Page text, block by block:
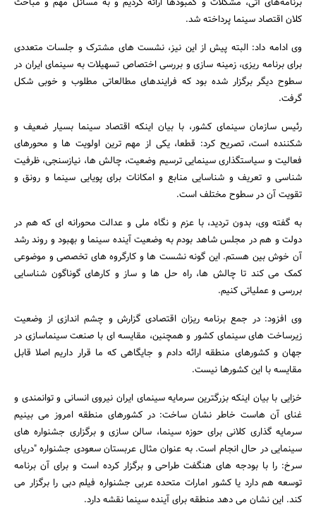
برنامه‌های آتی، مشکلات و کمبودها ارائه کردیم و به مسائل مهم و مباحث
کلان اقتصاد سینما پرداخته شد.
وی ادامه داد: البته پیش از این نیز، نشست های مشترک و جلسات متعددی
برای برنامه ریزی، زمینه سازی و بررسی اختصاص تسهیلات به سینمای ایران در
سطوح دیگر برگزار شده بود که فرایندهای مطالعاتی مطلوب و خوبی شکل
گرفت.
رئیس سازمان سینمای کشور، با بیان اینکه اقتصاد سینما بسیار ضعیف و
شکننده است، تصریح کرد: قطعا، یکی از مهم ترین اولویت ها و محورهای
فعالیت و سیاستگذاری سینمایی ترسیم وضعیت، چالش ها، نیازسنجی، ظرفیت
شناسی و تعریف و شناسایی منابع و امکانات برای پویایی سینما و رونق و
تقویت آن در سطوح مختلف است.
به گفته وی، بدون تردید، با عزم و نگاه ملی و عدالت محورانه ای که هم در
دولت و هم در مجلس شاهد بودم به وضعیت آینده سینما و بهبود و روند رشد
آن خوش بین هستم. این گونه نشست ها و کارگروه های تخصصی و موضوعی
کمک می کند تا چالش ها، راه حل ها و ساز و کارهای گوناگون شناسایی
بررسی و عملیاتی کنیم.
وی افزود: در جمع برنامه ریزان اقتصادی گزارش و چشم اندازی از وضعیت
زیرساخت های سینمای کشور و همچنین، مقایسه ای با صنعت سینماسازی در
جهان و کشورهای منطقه ارائه دادم و جایگاهی که ما قرار داریم اصلا قابل
مقایسه با این کشورها نیست.
خزایی با بیان اینکه بزرگترین سرمایه سینمای ایران نیروی انسانی و توانمندی و
غنای آن هاست خاطر نشان ساخت: در کشورهای منطقه امروز می بینیم
سرمایه گذاری کلانی برای حوزه سینما، سالن سازی و برگزاری جشنواره های
سینمایی در حال انجام است. به عنوان مثال عربستان سعودی جشنواره "دریای
سرخ: را با بودجه های هنگفت طراحی و برگزار کرده است و برای آن برنامه
توسعه هم دارد یا کشور امارات متحده عربی جشنواره فیلم دبی را برگزار می
کند. این نشان می دهد منطقه برای آینده سینما نقشه دارد.